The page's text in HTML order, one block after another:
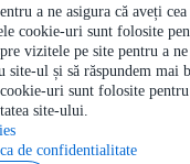
a ne asigura că aveți
cookie-uri sunt folosite
vizitele pe site pentru a ne
site-ul și să răspundem mai
uri sunt folosite
site-ului.
de confidentialitate